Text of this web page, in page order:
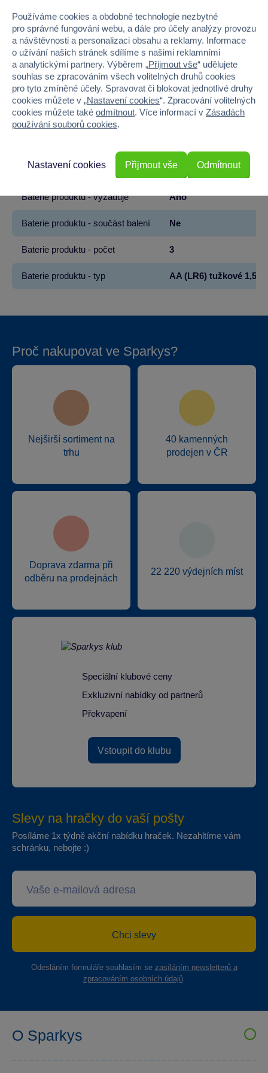
Značka Sparkys
Věk od 3
Pohlaví HOLKA, KLUK
Šířka 9.5
Výška 6
Hmotnost v gramech 532.5
Baterie produktu - vyžaduje Ano
Baterie produktu - součást balení Ne
Baterie produktu - počet 3
Baterie produktu - typ AA (LR6) tužkové 1,5V
Proč nakupovat ve Sparkys?
Nejširší sortiment na
trhu
40 kamenných
prodejen v ČR
Doprava zdarma při
odběru na prodejnách
22 220 výdejních míst
Speciální klubové ceny
Exkluzivní nabídky od partnerů
Překvapení
Vstoupit do klubu
Slevy na hračky do vaší pošty
Posíláme 1x týdně akční nabídku hraček. Nezahltíme vám
schránku, nebojte :)
Chci slevy
Odesláním formuláře souhlasím se zasíláním newsletterů a
zpracováním osobních údajů.
O Sparkys
Používáme cookies a obdobné technologie nezbytné
pro správné fungování webu, a dále pro účely analýzy provozu
a návštěvnosti a personalizaci obsahu a reklamy. Informace
o užívání našich stránek sdílíme s našimi reklamními
a analytickými partnery. Výběrem „Přijmout vše“ udělujete
souhlas se zpracováním všech volitelných druhů cookies
pro tyto zmíněné účely. Spravovat či blokovat jednotlivé druhy
cookies můžete v „Nastavení cookies“. Zpracování volitelných
cookies můžete také odmítnout. Více informací v Zásadách
používání souborů cookies.
Odmítnout
Nastavení cookies Přijmout vše